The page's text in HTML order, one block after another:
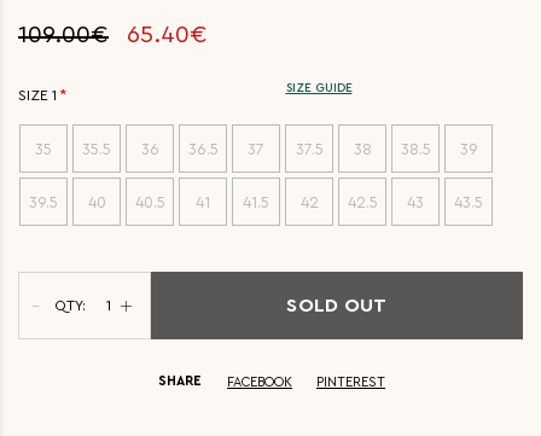
109.00€ 65.40€
SIZE 1
35 35.5 36 36.5 37 37.5 38 38.5 39
39.5 40 40.5 41 41.5 42 42.5 43 43.5
SIZE GUIDE
QTY: SOLD OUT
SHARE FACEBOOK PINTEREST